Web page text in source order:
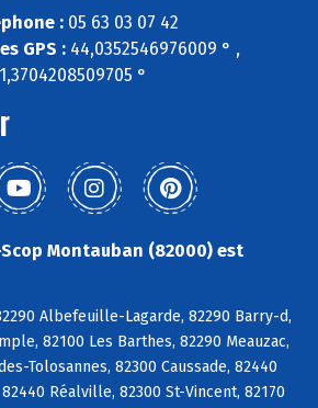
: 05 63 03 07 42
GPS :44,0352546976009 ° ,
1,3704208509705 °
Montauban (82000) est
Albefeuille-Lagarde, 82290 Barry-d,
82100 Les Barthes, 82290 Meauzac,
Tolosannes, 82300 Caussade, 82440
Réalville, 82300 St-Vincent, 82170